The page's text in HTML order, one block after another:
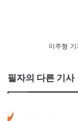
이주형
필자의 다른 기사